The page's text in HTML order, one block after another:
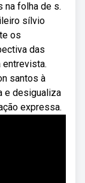
na folha de s.
sílvio
os
das
santos à
e desigualiza
expressa.